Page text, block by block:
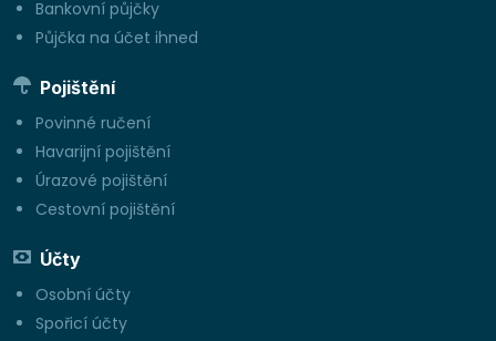
Bankovní půjčky
Půjčka na účet ihned
Pojištění
Povinné ručení
Havarijní pojištění
Úrazové pojištění
Cestovní pojištění
Účty
Osobní účty
Spořicí účty